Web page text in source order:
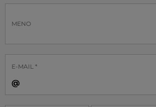
MENO
E-MAIL *